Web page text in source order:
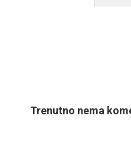
Trenutno nema